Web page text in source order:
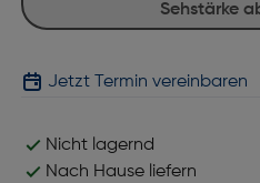
Sehstärke
Jetzt Termin vereinbaren
Nicht lagernd
Nach Hause liefern